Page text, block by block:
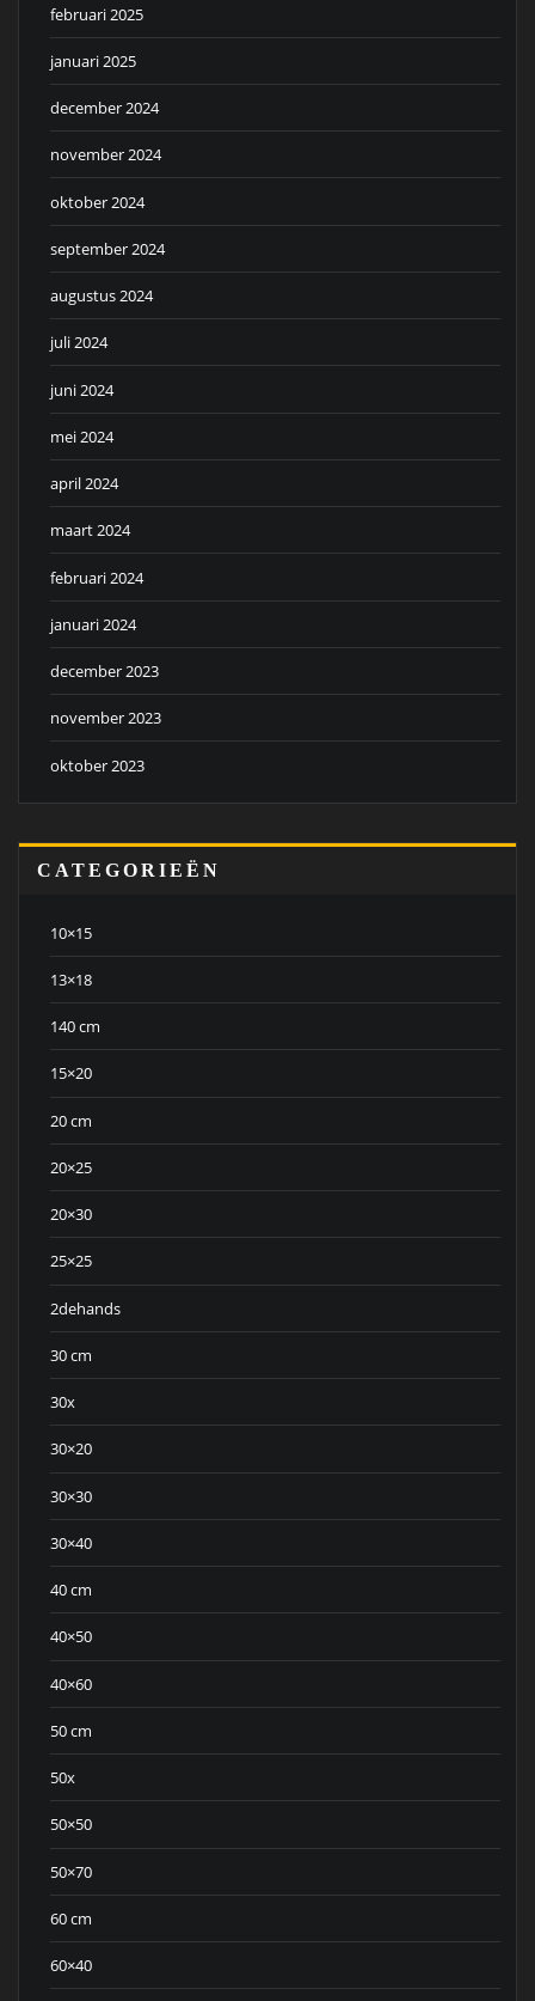
februari 2025
januari 2025
december 2024
november 2024
oktober 2024
september 2024
augustus 2024
juli 2024
juni 2024
mei 2024
april 2024
maart 2024
februari 2024
januari 2024
december 2023
november 2023
oktober 2023
CATEGORIEËN
10×15
13×18
140 cm
15×20
20 cm
20×25
20×30
25×25
2dehands
30 cm
30x
30×20
30×30
30×40
40 cm
40×50
40×60
50 cm
50x
50×50
50×70
60 cm
60×40